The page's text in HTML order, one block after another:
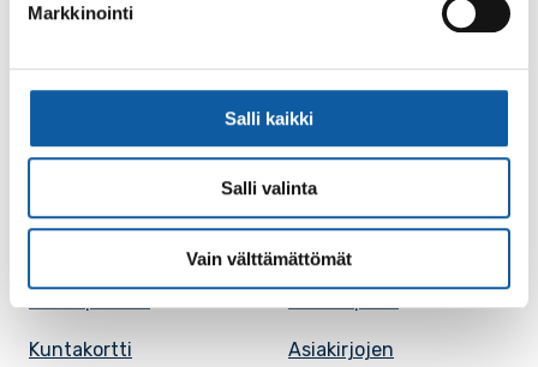
Markkinointi
Salli kaikki
Salli valinta
Vain välttämättömät
FacebookInstagramYoutube
Kuntakortti
Asiointi
Yhteystietohaku
Asiakirjojen